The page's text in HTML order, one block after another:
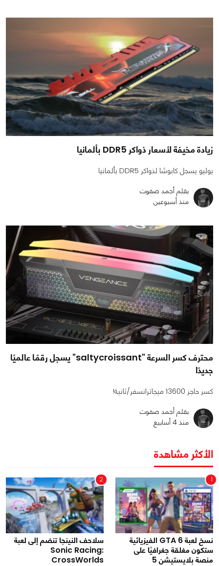
زيادة مخيفة لأسعار ذواكر DDR5 بألمانيا
يوليو يسجل كابوسًا لذواكر DDR5 بألمانيا
بقلم أحمد صفوت
منذ أسبوعين
محترف كسر السرعة "saltycroissant" يسجل رقمًا عالميًا
جديدًا
كسر حاجز 13600 ميجاترانسفر/ثانية!
بقلم أحمد صفوت
منذ 4 أسابيع
الأكثر مشاهدة
1
نسخ لعبة GTA 6 الفيزيائية
ستكون مغلقة جغرافيًا على
منصة بلايستيشن 5
2
سلاحف النينجا تنضم إلى لعبة
Sonic Racing:
CrossWorlds